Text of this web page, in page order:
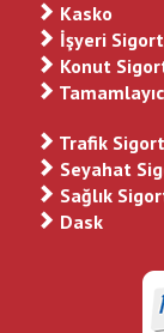
Kasko
İşyeri
Konut
Trafik
Seyahat
Sağlık
Dask